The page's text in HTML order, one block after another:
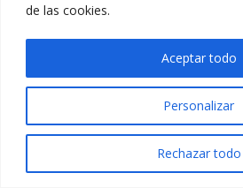
de las cookies.
Personalizar
Rechazar todo
Aceptar todo